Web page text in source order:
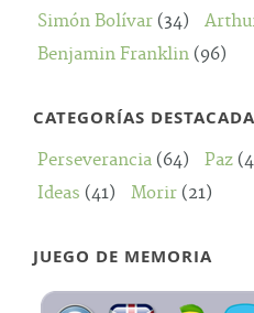
Simón Bolívar (34)
Benjamin Franklin (96)
CATEGORÍAS
Perseverancia (64) Paz
Ideas (41) Morir (21)
JUEGO DE MEMORIA